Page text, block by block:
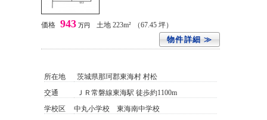
価格 943 万円 土地 223m² （67.45 坪）
物件詳細 ≫
所在地
茨城県那珂郡東海村 村松
交通
ＪＲ常磐線東海駅 徒歩約1100m
学校区
中丸小学校 東海南中学校